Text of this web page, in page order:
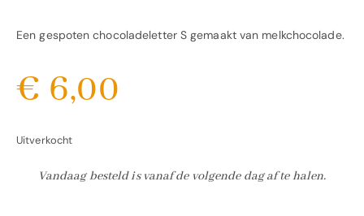
Een gespoten chocoladeletter S gemaakt van melkchocolade.
€ 6,00
Uitverkocht
Vandaag besteld is vanaf de volgende dag af te halen.